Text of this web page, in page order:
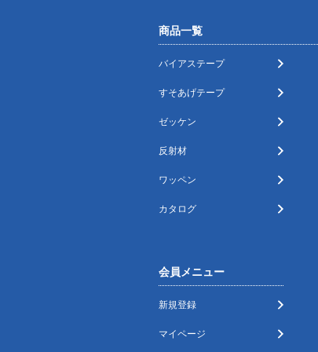
商品一覧
バイアステープ
すそあげテープ
ゼッケン
反射材
ワッペン
カタログ
会員メニュー
新規登録
マイページ